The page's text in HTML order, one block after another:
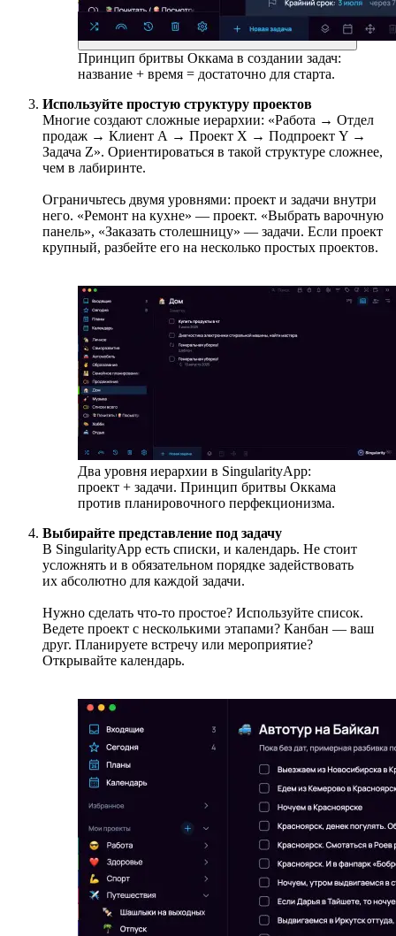
Принцип бритвы Оккама в создании задач:
название + время = достаточно для старта.
Используйте простую структуру проектов
Многие создают сложные иерархии: «Работа → Отдел
продаж → Клиент А → Проект Х → Подпроект Y →
Задача Z». Ориентироваться в такой структуре сложнее,
чем в лабиринте.
Ограничьтесь двумя уровнями: проект и задачи внутри
него. «Ремонт на кухне» — проект. «Выбрать варочную
панель», «Заказать столешницу» — задачи. Если проект
крупный, разбейте его на несколько простых проектов.
Два уровня иерархии в SingularityApp:
проект + задачи. Принцип бритвы Оккама
против планировочного перфекционизма.
Выбирайте представление под задачу
В SingularityApp есть списки, и календарь. Не стоит
усложнять и в обязательном порядке задействовать
их абсолютно для каждой задачи.
Нужно сделать что-то простое? Используйте список.
Ведете проект с несколькими этапами? Канбан — ваш
друг. Планируете встречу или мероприятие?
Открывайте календарь.